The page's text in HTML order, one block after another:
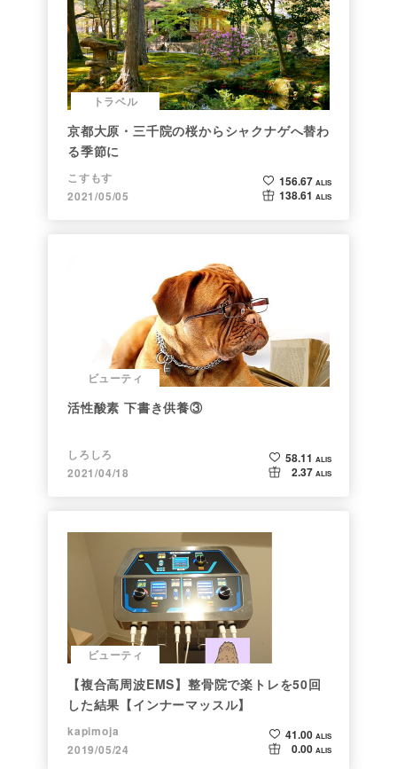
トラベル
京都大原・三千院の桜からシャクナゲへ替わ
る季節に
こすもす
2021/05/05
156.67 ALIS
138.61 ALIS
ビューティ
活性酸素 下書き供養③
しろしろ
2021/04/18
58.11 ALIS
2.37 ALIS
ビューティ
【複合高周波EMS】整骨院で楽トレを50回
した結果【インナーマッスル】
kapimoja
2019/05/24
41.00 ALIS
0.00 ALIS